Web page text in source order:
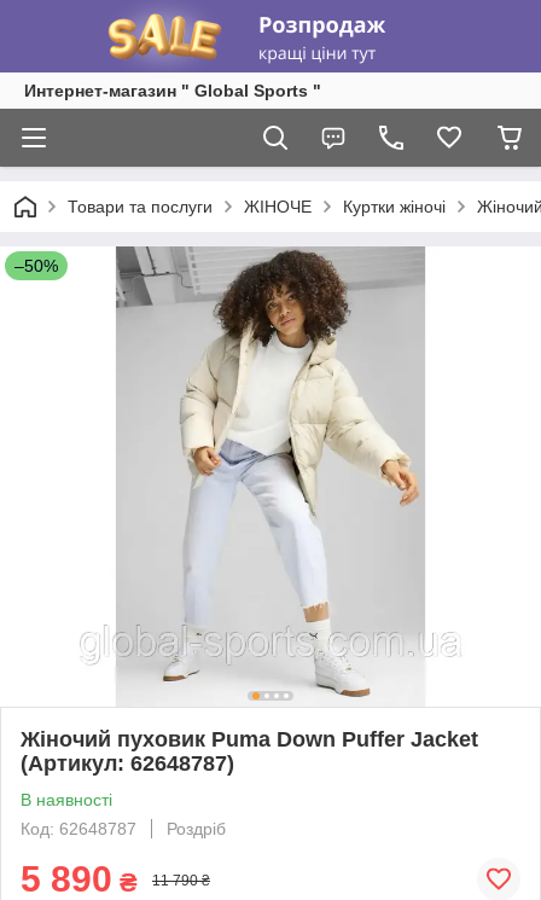
Интернет-магазин " Global Sports "
Товари та послуги ЖІНОЧЕ Куртки жіночі
–50%
Жіночий пуховик Puma Down Puffer Jacket
(Артикул: 62648787)
В наявності
Код: 62648787
Роздріб
5 890 ₴ 11 790 ₴